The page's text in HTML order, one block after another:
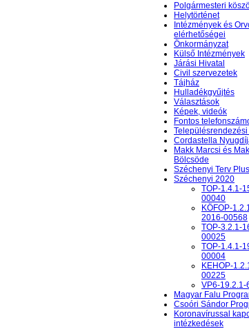
Polgármesteri
Helytörténet
Intézmények és
elérhetőségei
Önkormányzat
Külső Intézmények
Járási Hivatal
Civil szervezetek
Tájház
Hulladékgyűjtés
Választások
Képek, videók
Fontos
Településrendezési
Cordastella
Makk Marcsi és
Bölcsöde
Széchenyi Terv
Széchenyi 2020
TOP-1.4.1-
00040
KÖFOP-
2016-00568
TOP-3.2.1-
00025
TOP-1.4.1-
00004
KEHOP-
00225
VP6-19.2.1-
Magyar Falu
Csoóri Sándor
Koronavírussal
intézkedések